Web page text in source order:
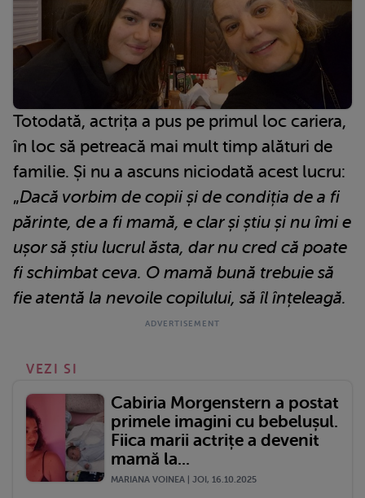
Totodată, actrița a pus pe primul loc cariera,
în loc să petreacă mai mult timp alături de
familie. Și nu a ascuns niciodată acest lucru:
„Dacă vorbim de copii și de condiția de a fi
părinte, de a fi mamă, e clar și știu și nu îmi e
ușor să știu lucrul ăsta, dar nu cred că poate
fi schimbat ceva. O mamă bună trebuie să
fie atentă la nevoile copilului, să îl înțeleagă.
VEZI SI
Cabiria Morgenstern a postat
primele imagini cu bebelușul.
Fiica marii actrițe a devenit
mamă la...
MARIANA VOINEA | JOI, 16.10.2025